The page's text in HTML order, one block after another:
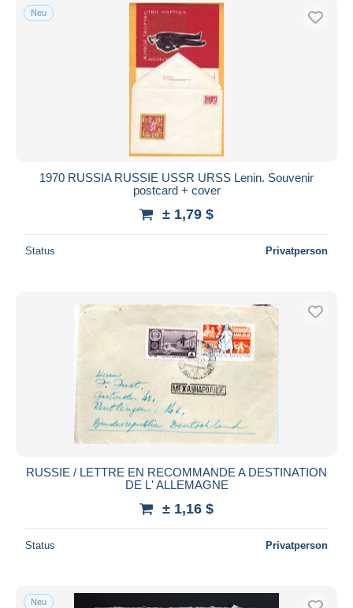
Neu
1970 RUSSIA RUSSIE USSR URSS Lenin. Souvenir
postcard + cover
± 1,79 $
Status Privatperson
RUSSIE / LETTRE EN RECOMMANDE A DESTINATION
DE L' ALLEMAGNE
± 1,16 $
Status Privatperson
Neu